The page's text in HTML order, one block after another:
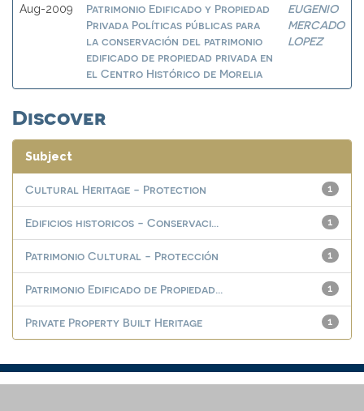
Aug-2009
Patrimonio Edificado y Propiedad
Privada Políticas públicas para
la conservación del patrimonio
edificado de propiedad privada en
el Centro Histórico de Morelia
EUGENIO
MERCADO
LOPEZ
Discover
Subject
1
Cultural Heritage - Protection
1
Edificios historicos - Conservaci...
1
Patrimonio Cultural - Protección
1
Patrimonio Edificado de Propiedad...
1
Private Property Built Heritage